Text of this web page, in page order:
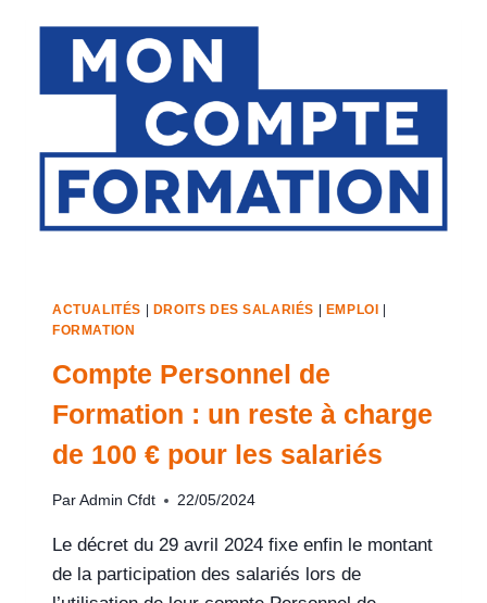
ACTUALITÉS | DROITS DES SALARIÉS | EMPLOI |
FORMATION
Compte Personnel de
Formation : un reste à charge
de 100 € pour les salariés
Par Admin Cfdt 22/05/2024
Le décret du 29 avril 2024 fixe enfin le montant
de la participation des salariés lors de